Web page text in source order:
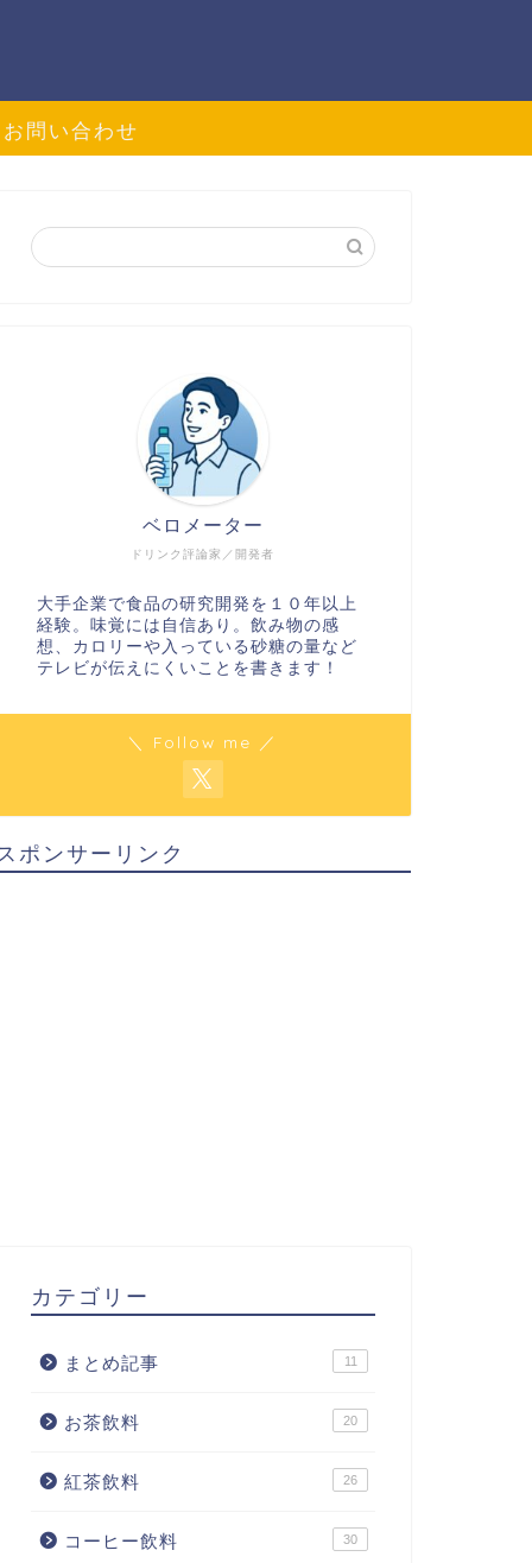
お問い合わせ
ドリンク評論家／開発者
ベロメーター
大手企業で食品の研究開発を１０年以上
経験。味覚には自信あり。飲み物の感
想、カロリーや入っている砂糖の量など
テレビが伝えにくいことを書きます！
＼ Follow me ／
スポンサーリンク
カテゴリー
まとめ記事 11
お茶飲料 20
紅茶飲料 26
コーヒー飲料 30